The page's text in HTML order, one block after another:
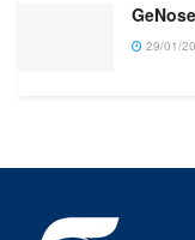
29/01/